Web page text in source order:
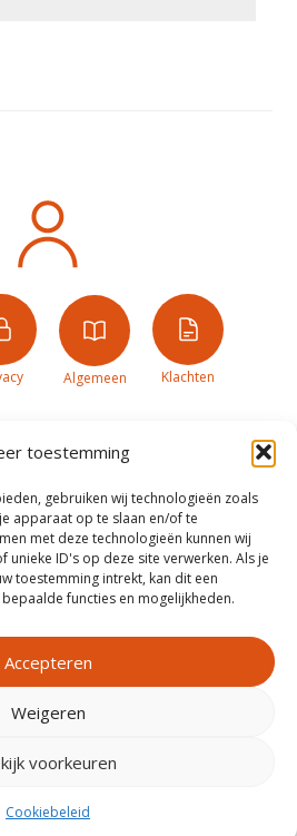
toestemming
gebruiken wij technologieën zoals
apparaat op te slaan en/of te
met deze technologieën kunnen wij
unieke ID's op deze site verwerken. Als je
toestemming intrekt, kan dit een
functies en mogelijkheden.
Accepteren
Weigeren
voorkeuren
Cookiebeleid
Algemeen Klachten